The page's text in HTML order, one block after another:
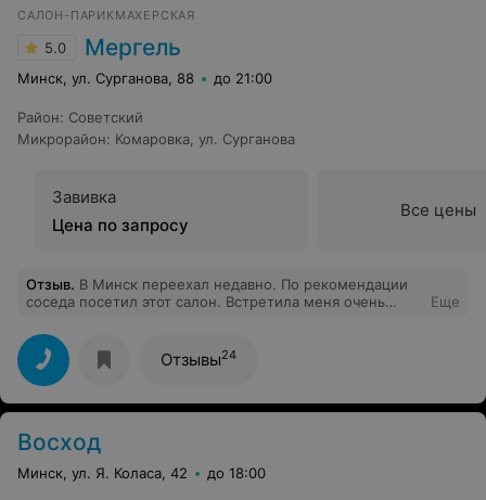
САЛОН-ПАРИКМАХЕРСКАЯ
5.0 Мергель
Минск, ул. Сурганова, 88 до 21:00
Район: Советский
Микрорайон: Комаровка ул. Сурганова
Завивка
Цена по запросу
Все цены
Отзыв. В Минск переехал недавно. По рекомендации
соседа посетил этот салон. Встретила меня очень
в восторге! Хочу выразить особую благодарность
мастеру Наталье — мастер от Бога!!! Быстро и
качественно! Оооочень доволен!!!! Спасибо вам
большое за ваши золотые руки! !!! Все просто на
высшем уровне! А еще, как человек она просто
клиентом. Процветания и отличного настроения
коллективу!
Еще
Отзывы24
Восход
Минск, ул. Я. Коласа, 42 до 18:00